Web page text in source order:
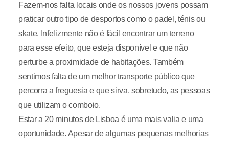
Fazem-nos falta locais onde os nossos jovens possam
praticar outro tipo de desportos como o padel, ténis ou
skate. Infelizmente não é fácil encontrar um terreno
para esse efeito, que esteja disponível e que não
perturbe a proximidade de habitações. Também
sentimos falta de um melhor transporte público que
percorra a freguesia e que sirva, sobretudo, as pessoas
que utilizam o comboio.
Estar a 20 minutos de Lisboa é uma mais valia e uma
oportunidade. Apesar de algumas pequenas melhorias